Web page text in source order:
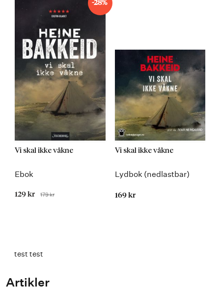
-28%
Vi skal ikke våkne
Ebok
Tilbudspris
129 kr Før
179 kr
Vi skal ikke våkne
Lydbok (nedlastbar)
169 kr
test test
Artikler